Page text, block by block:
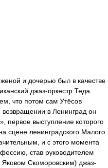
и дочерью был в качестве
джаз-оркестр Теда
что потом сам Утёсов
в Ленинград он
первое выступление которого
сцене ленинградского Малого
и с этого момента
став руководителем
Скоморовским) джаз-